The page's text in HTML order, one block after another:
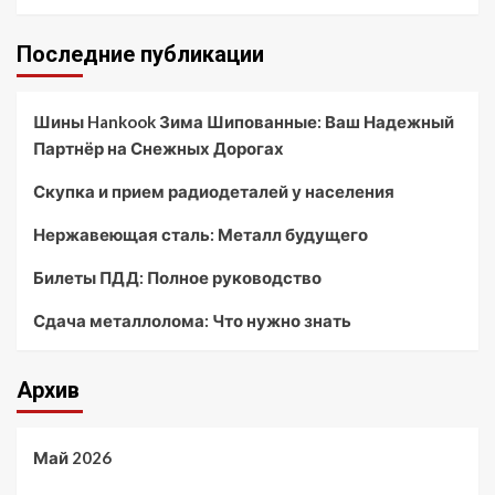
Последние публикации
Шины Hankook Зима Шипованные: Ваш Надежный
Партнёр на Снежных Дорогах
Скупка и прием радиодеталей у населения
Нержавеющая сталь: Металл будущего
Билеты ПДД: Полное руководство
Сдача металлолома: Что нужно знать
Архив
Май 2026